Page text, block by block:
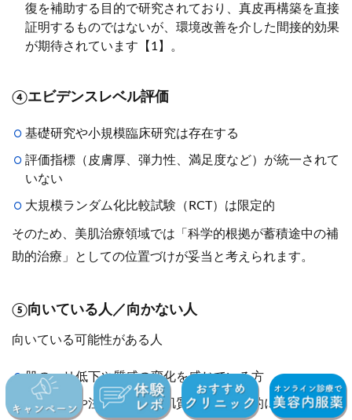
復を補助する目的で研究されており、真皮再構築を直接
証明するものではないが、環境改善を介した間接的効果
が期待されています【1】。
④エビデンスレベル評価
基礎研究や小規模臨床研究は存在する
評価指標（皮膚厚、弾力性、満足度など）が統一されて
いない
大規模ランダム化比較試験（RCT）は限定的
そのため、美肌治療領域では「科学的根拠が蓄積途中の補
助的治療」としての位置づけが妥当と考えられます。
⑤向いている人／向かない人
向いている可能性がある人
肌のハリ低下や質感の変化を感じている方
レーザーや注入治療後の肌質改善を補助的に行いたい方